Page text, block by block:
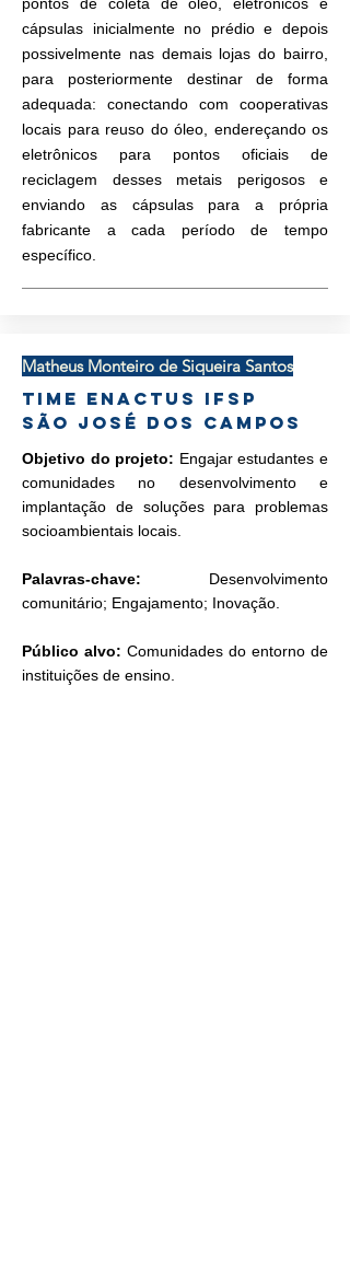
cápsulas inicialmente no prédio e depois
possivelmente nas demais lojas do bairro,
para posteriormente destinar de forma
adequada: conectando com cooperativas
locais para reuso do óleo, endereçando os
eletrônicos para pontos oficiais de
reciclagem desses metais perigosos e
enviando as cápsulas para a própria
fabricante a cada período de tempo
específico.
Matheus Monteiro de Siqueira Santos
Time Enactus IFSP
São José dos Campos
Objetivo do projeto: Engajar estudantes e
comunidades no desenvolvimento e
implantação de soluções para problemas
socioambientais locais.
Palavras-chave: Desenvolvimento
comunitário; Engajamento; Inovação.
Público alvo: Comunidades do entorno de
instituições de ensino.